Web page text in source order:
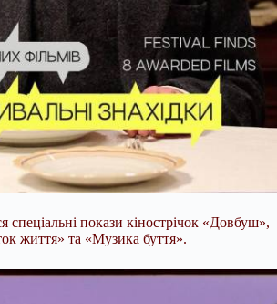
спеціальні покази кінострічок «Довбуш»,
життя» та «Музика буття».